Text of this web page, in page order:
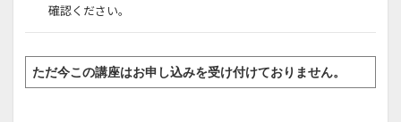
確認ください。
ただ今この講座はお申し込みを受け付けておりません。